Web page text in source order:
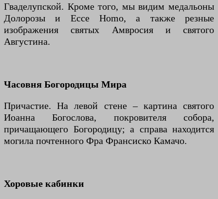
Гваделупской. Кроме того, мы видим медальоны
Долорозы и Ecce Homo, а также резные
изображения святых Амвросия и святого
Августина.
Часовня Богородицы Мира
Причастие. На левой стене – картина святого
Иоанна Богослова, покровителя собора,
причащающего Богородицу; а справа находится
могила почтенного Фра Франсиско Камачо.
Хоровые кабинки